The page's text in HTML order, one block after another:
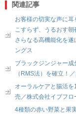
関連記事
お客様の切実な声に
こすらず、うるおす朝
さらなる高機能化を
ングス
ブラックジンジャー
（RMS法）を確立！
オーラルケアと腸活
売／株式会社イブフロ
4種類の赤い野菜と果